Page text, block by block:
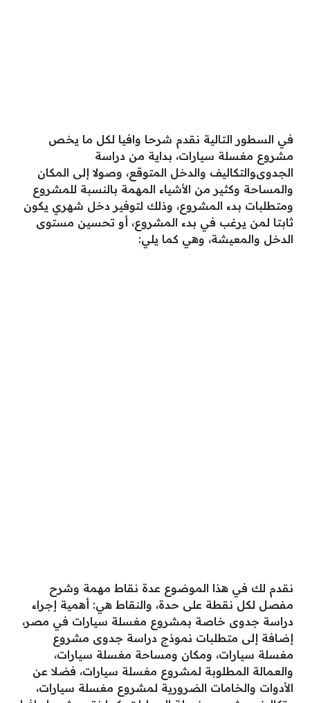
في السطور التالية نقدم شرحا وافيا لكل ما يخص
مشروع مغسلة سيارات، بداية من دراسة
الجدوىوالتكاليف والدخل المتوقع، وصولا إلى المكان
والمساحة وكثير من الأشياء المهمة بالنسبة للمشروع
ومتطلبات بدء المشروع، وذلك لتوفير دخل شهري يكون
ثابتا لمن يرغب في بدء المشروع، أو تحسين مستوى
الدخل والمعيشة، وهي كما يلي:
نقدم لك في هذا الموضوع عدة نقاط مهمة وشرح
مفصل لكل نقطة على حدة، والنقاط هي: أهمية إجراء
دراسة جدوى خاصة بمشروع مغسلة سيارات في مصر،
إضافة إلى متطلبات نموذج دراسة جدوى مشروع
مغسلة سيارات، ومكان ومساحة مغسلة سيارات،
والعمالة المطلوبة لمشروع مغسلة سيارات، فضلا عن
الأدوات والخامات الضرورية لمشروع مغسلة سيارات،